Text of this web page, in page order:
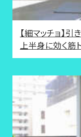
【細マッチョ】
上半身に効く筋ト